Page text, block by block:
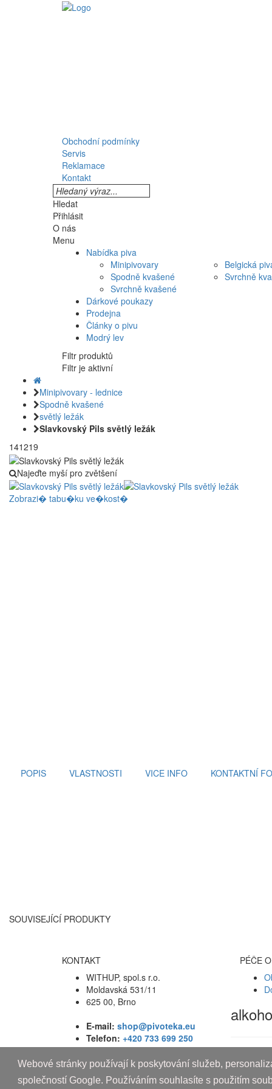
Webové stránky používají k poskytování služeb,
společností Google. Používáním souhlasíte s použitím
Obchodní podmínky
Servis
Reklamace
Kontakt
Hledat
Přihlásit
O nás
Menu
Nabídka piva
Minipivovary
Spodně kvašené
Svrchně kvašené
Belgická
Svrchně
Dárkové poukazy
Prodejna
Články o pivu
Modrý lev
Filtr produktů
Filtr je aktivní
Minipivovary - lednice
Spodně kvašené
světlý ležák
Slavkovský Pils světlý ležák
141219
Najeďte myší pro zvětšení
Zobrazi� tabu�ku ve�kost�
POPIS
VLASTNOSTI VICE INFO KONTAKTNÍ
SOUVISEJÍCÍ PRODUKTY
KONTAKT
WITHUP, spol.s r.o.
Moldavská 531/11
625 00, Brno
E-mail: shop@pivoteka.eu
Telefon: +420 733 699 250
PÉČE
Copyright © 2010-2019 An systems, s.r.o.